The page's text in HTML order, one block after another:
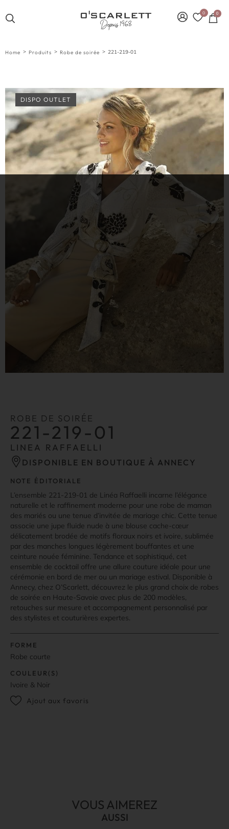
0 0
Home > Produits > Robe de soirée > 221-219-01
DISPO OUTLET
ROBE DE SOIRÉE
221-219-01
LINEA RAFFAELLI
DISPONIBLE EN BOUTIQUE À ANNECY
NOTE ÉDITORIALE
L’ensemble 221-219-01 de Linéa Raffaelli incarne l’élégance
naturelle et le raffinement moderne pour une robe de maman
des mariés ou une tenue d’invitée de mariage chic. Cette tenue
associe une jupe fluide nude à une blouse cache-cœur
délicatement brodée de motifs floraux noirs et ivoire, sublimée
par des manches longues légèrement bouffantes et une
ceinture nouée féminine. Tendance et sophistiqué, cet
ensemble de cocktail offre une allure couture idéale pour une
cérémonie en bord de mer ou un mariage estival. Disponible à
Annecy, chez O’Scarlett, découvrez le plus grand choix de robes
de soirée en Haute-Savoie avec plus de 200 modèles,
retouches sur mesure et accompagnement personnalisé par
des stylistes et couturières expertes.
FORME
Robe courte
COULEUR(S)
Ivoire & Noir
Ajout aux favoris
VOUS AIMEREZ
AUSSI